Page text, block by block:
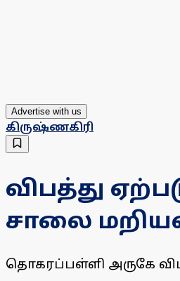
Advertise with us
கிருஷ்ணகிரி
விபத்து
சாலை
தொகரப்பள்ளி அருகே